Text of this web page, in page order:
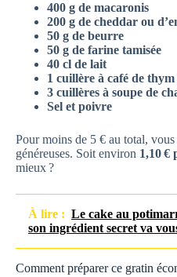
400 g de macaronis
200 g de cheddar ou
50 g de beurre
50 g de farine tamisée
40 cl de lait
1 cuillère à café de thym
3 cuillères à soupe de
Sel et poivre
Pour moins de 5 € au total,
généreuses. Soit environ 1,10 €
mieux ?
À lire : Le cake au
son ingrédient secret va
Comment préparer ce gratin